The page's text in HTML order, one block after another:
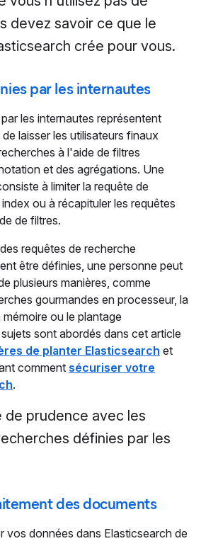
devez savoir ce que le
crée pour vous.
par les internautes
les internautes représentent
laisser les utilisateurs finaux
à l'aide de filtres
et des agrégations. Une
à limiter la requête de
ou à récapituler les requêtes
de filtres.
requêtes de recherche
être définies, une personne peut
plusieurs manières, comme
gourmandes en processeur, la
ou le plantage
sont abordés dans cet article
de planter Elasticsearch et
comment sécuriser votre
.
de prudence avec les
définies par les
des documents
vos données dans Elasticsearch de